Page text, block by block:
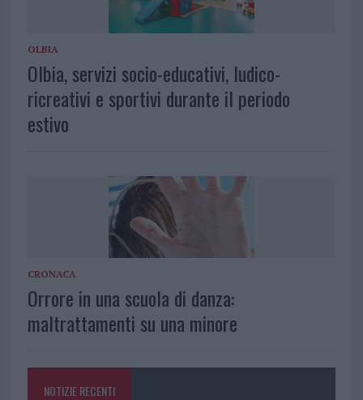
OLBIA
Olbia, servizi socio-educativi, ludico-
ricreativi e sportivi durante il periodo
estivo
CRONACA
Orrore in una scuola di danza:
maltrattamenti su una minore
NOTIZIE RECENTI